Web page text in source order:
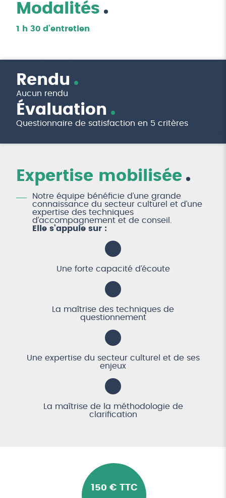
Modalités
1 h 30 d’entretien
Rendu
Aucun rendu
Évaluation
Questionnaire de satisfaction en 5 critères
Expertise mobilisée
Notre équipe bénéficie d’une grande
connaissance du secteur culturel et d’une
expertise des techniques
d’accompagnement et de conseil.
Elle s’appuie sur :
Une forte capacité d’écoute
La maîtrise des techniques de
questionnement
Une expertise du secteur culturel et de ses
enjeux
La maîtrise de la méthodologie de
clarification
150 € TTC